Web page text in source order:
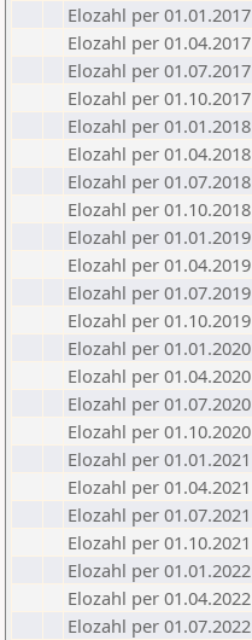
Elozahl per 01.01.2017
Elozahl per 01.04.2017
Elozahl per 01.07.2017
Elozahl per 01.10.2017
Elozahl per 01.01.2018
Elozahl per 01.04.2018
Elozahl per 01.07.2018
Elozahl per 01.10.2018
Elozahl per 01.01.2019
Elozahl per 01.04.2019
Elozahl per 01.07.2019
Elozahl per 01.10.2019
Elozahl per 01.01.2020
Elozahl per 01.04.2020
Elozahl per 01.07.2020
Elozahl per 01.10.2020
Elozahl per 01.01.2021
Elozahl per 01.04.2021
Elozahl per 01.07.2021
Elozahl per 01.10.2021
Elozahl per 01.01.2022
Elozahl per 01.04.2022
Elozahl per 01.07.2022